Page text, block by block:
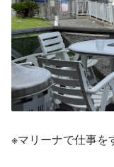
※マリーナで仕事を